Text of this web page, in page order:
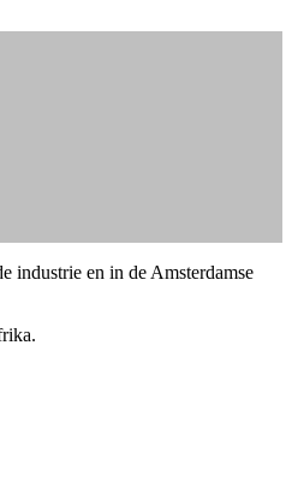
industrie en in de Amsterdamse